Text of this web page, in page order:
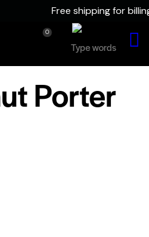
Skip to footer
0
Porter
Free shipping for